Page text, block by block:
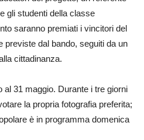
gli studenti della classe
saranno premiati i vincitori del
previste dal bando, seguiti da un
cittadinanza.
al 31 maggio. Durante i tre giorni
la propria fotografia preferita;
è in programma domenica